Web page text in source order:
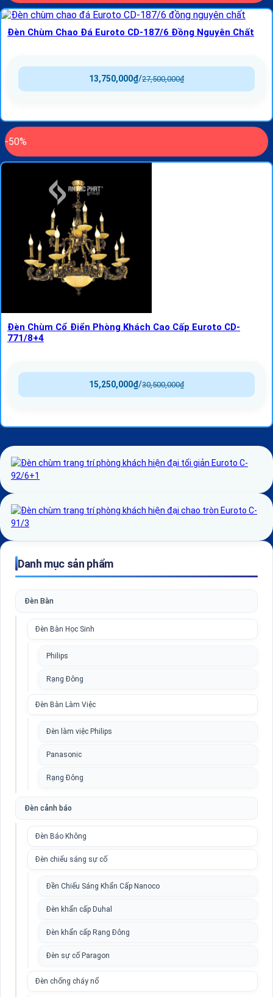
Đèn Chùm Chao Đá Euroto CD-187/6 Đồng Nguyên Chất
27,500,000₫
/
13,750,000₫
-50%
Đèn Chùm Cổ Điển Phòng Khách Cao Cấp Euroto CD-
771/8+4
30,500,000₫
/
15,250,000₫
Danh mục sản phẩm
Đèn Bàn
Đèn Bàn Học Sinh
Philips
Rạng Đông
Đèn Bàn Làm Việc
Đèn làm việc Philips
Panasonic
Rạng Đông
Đèn cảnh báo
Đèn Báo Không
Đèn chiếu sáng sự cố
Đền Chiếu Sáng Khẩn Cấp Nanoco
Đèn khẩn cấp Duhal
Đèn khẩn cấp Rạng Đông
Đèn sự cố Paragon
Đèn chống cháy nổ